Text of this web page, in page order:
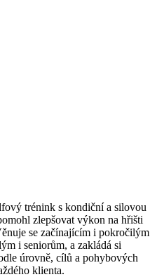
trénink s kondiční a silovou
zlepšovat výkon na hřišti
se začínajícím i pokročilým
i seniorům, a zakládá si
úrovně, cílů a pohybových
klienta.